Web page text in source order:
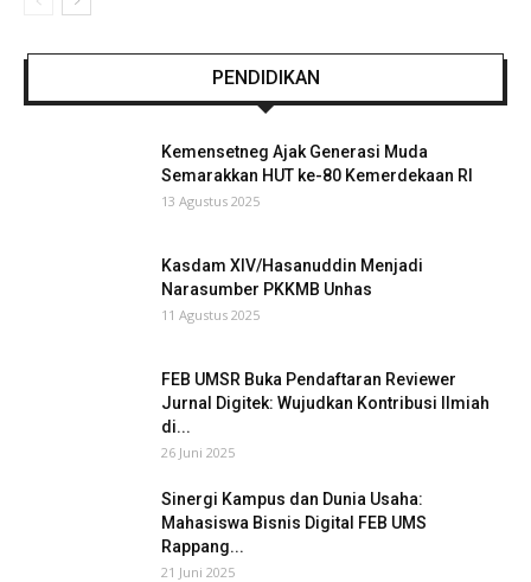
PENDIDIKAN
Kemensetneg Ajak Generasi Muda
Semarakkan HUT ke-80 Kemerdekaan RI
13 Agustus 2025
Kasdam XIV/Hasanuddin Menjadi
Narasumber PKKMB Unhas
11 Agustus 2025
FEB UMSR Buka Pendaftaran Reviewer
Jurnal Digitek: Wujudkan Kontribusi Ilmiah
di...
26 Juni 2025
Sinergi Kampus dan Dunia Usaha:
Mahasiswa Bisnis Digital FEB UMS
Rappang...
21 Juni 2025